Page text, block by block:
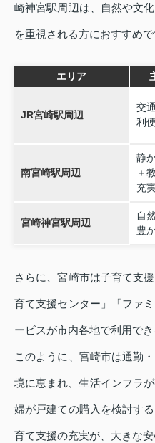
崎神宮駅周辺は、自然や文
を重視される方におすすめで
エリア
JR宮崎駅周辺
交
利
南宮崎駅周辺
静
＋
充
宮崎神宮駅周辺
自
豊
さらに、宮崎市は子育て支
育て支援センター」「ファ
ービスが市内各地で利用でき
このように、宮崎市は通勤
境に恵まれ、生活インフラ
婦が戸建ての購入を検討す
育て支援の充実が、大きな